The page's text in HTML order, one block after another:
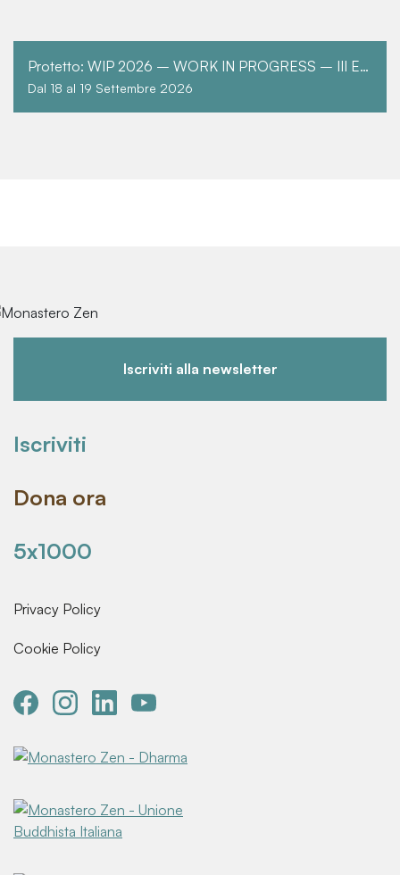
Protetto: WIP 2026 – WORK IN PROGRESS – III EDIZIONE
Dal 18 al 19 Settembre 2026
Iscriviti alla newsletter
Iscriviti
Dona ora
5x1000
Privacy Policy
Cookie Policy